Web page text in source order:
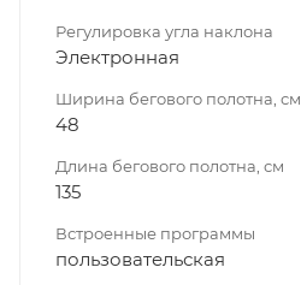
Регулировка угла наклона
Электронная
Ширина бегового полотна, см
48
Длина бегового полотна, см
135
Встроенные программы
пользовательская